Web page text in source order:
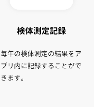
検体測定記録
毎年の検体測定の結果をア
プリ内に記録することがで
きます。